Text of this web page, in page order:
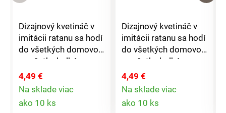
Dizajnový kvetináč v
imitácii ratanu sa hodí
do všetkých domovov,
na všetky balkóny a
terasy. Kvety alebo
bylinky sa v ňom
naozaj skvele
vynímajú. Rozmery: 24
4,49 €
Na sklade viac
ako 10 ks
Dizajnový kvetináč v
imitácii ratanu sa hodí
do všetkých domovov,
na všetky balkóny a
terasy. Kvety alebo
bylinky sa v ňom
naozaj skvele
vynímajú. Rozmery: 24
4,49 €
Na sklade viac
ako 10 ks